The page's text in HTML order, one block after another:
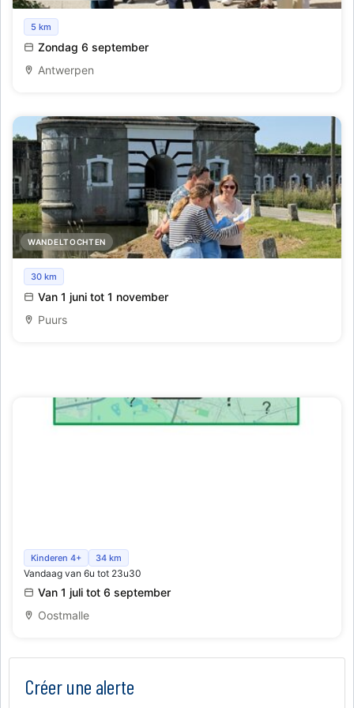
Themazondagen met Walking in Antwerp: Antwerpen
Bevrijd.
5 km
Zondag 6 september
Antwerpen
WANDELTOCHTEN
Wandelzoektocht Fort Liezele
30 km
Van 1 juni tot 1 november
Puurs
Wandelfotozoektocht voor gezinnen
Kinderen 4+ 34 km
Vandaag van 6u tot 23u30
Van 1 juli tot 6 september
Oostmalle
Créer une alerte